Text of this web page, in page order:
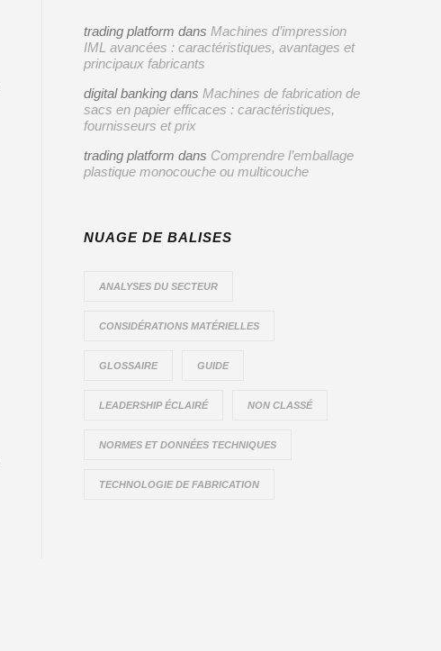
trading platform dans Machines d’impression
IML avancées : caractéristiques, avantages et
principaux fabricants
digital banking dans Machines de fabrication de
sacs en papier efficaces : caractéristiques,
fournisseurs et prix
trading platform dans Comprendre l’emballage
plastique monocouche ou multicouche
NUAGE DE BALISES
ANALYSES DU SECTEUR
CONSIDÉRATIONS MATÉRIELLES
GLOSSAIRE GUIDE
LEADERSHIP ÉCLAIRÉ NON CLASSÉ
NORMES ET DONNÉES TECHNIQUES
TECHNOLOGIE DE FABRICATION